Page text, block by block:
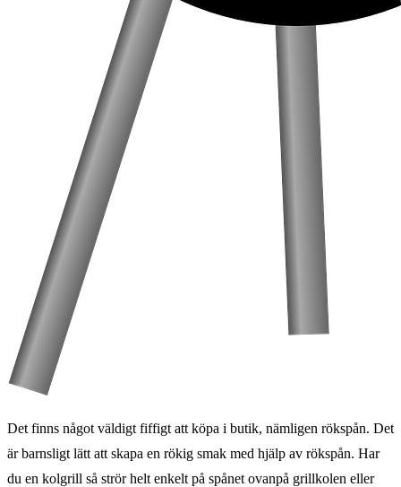
Det finns något väldigt fiffigt att köpa i butik, nämligen rökspån. Det
är barnsligt lätt att skapa en rökig smak med hjälp av rökspån. Har
du en kolgrill så strör helt enkelt på spånet ovanpå grillkolen eller